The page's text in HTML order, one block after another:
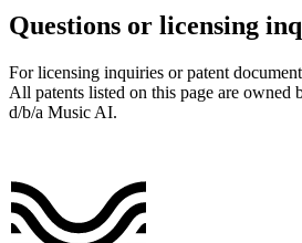
Questions or licensing
For licensing inquiries or patent
All patents listed on this page are owned
d/b/a Music AI.